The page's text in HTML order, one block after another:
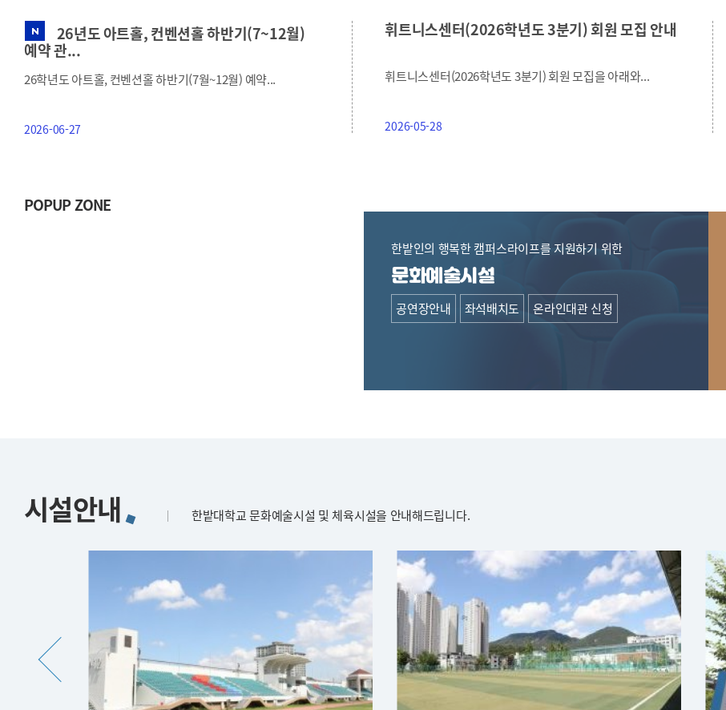
예약 관...
26학년도 아트홀, 컨벤션홀 하반기(7월~12월) 예약...
2026-06-27
휘트니스센터(2026학년도 3분기) 회원 모집 안내
휘트니스센터(2026학년도 3분기) 회원 모집을 아래와...
2026-05-28
POPUP ZONE
한밭인의 행복한 캠퍼스라이프를 지원하기 위한
문화예술시설
공연장안내 좌석배치도 온라인대관 신청
시설안내 한밭대학교 문화예술시설 및 체육시설을 안내해드립니다.​
내
이
시
설
안
내
이
미